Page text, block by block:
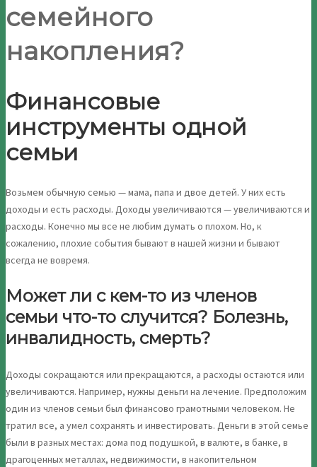
семейного
накопления?
Финансовые
инструменты одной
семьи
Возьмем обычную семью — мама, папа и двое детей. У них есть
доходы и есть расходы. Доходы увеличиваются — увеличиваются и
расходы. Конечно мы все не любим думать о плохом. Но, к
сожалению, плохие события бывают в нашей жизни и бывают
всегда не вовремя.
Может ли с кем-то из членов
семьи что-то случится? Болезнь,
инвалидность, смерть?
Доходы сокращаются или прекращаются, а расходы остаются или
увеличиваются. Например, нужны деньги на лечение. Предположим
один из членов семьи был финансово грамотными человеком. Не
тратил все, а умел сохранять и инвестировать. Деньги в этой семье
были в разных местах: дома под подушкой, в валюте, в банке, в
драгоценных металлах, недвижимости, в накопительном